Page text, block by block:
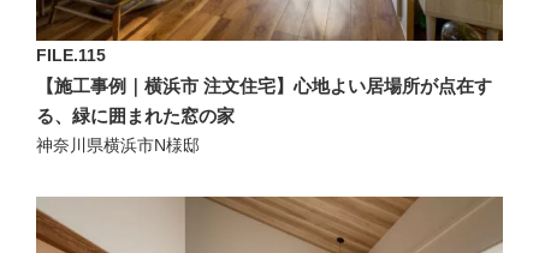
FILE.115
【施工事例｜横浜市 注文住宅】心地よい居場所が点在す
る、緑に囲まれた窓の家
神奈川県横浜市N様邸